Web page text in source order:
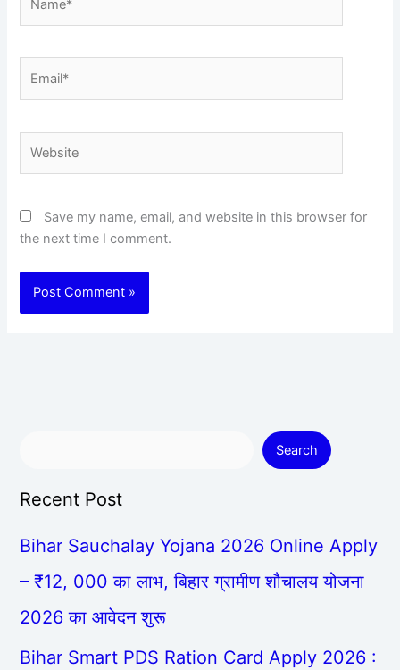
Save my name, email, and website in this browser for
the next time I comment.
Search
Recent Post
Bihar Sauchalay Yojana 2026 Online Apply
– ₹12, 000 का लाभ, बिहार ग्रामीण शौचालय योजना
2026 का आवेदन शुरू
Bihar Smart PDS Ration Card Apply 2026 :